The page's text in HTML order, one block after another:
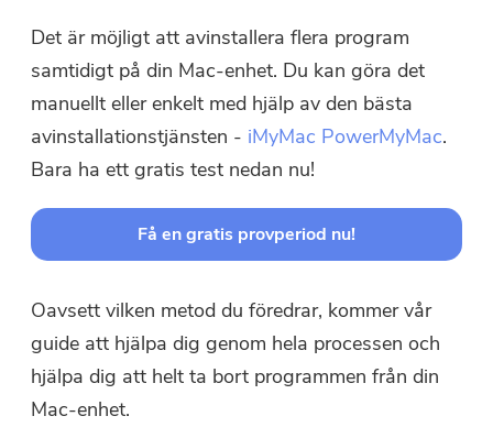
Det är möjligt att avinstallera flera program
samtidigt på din Mac-enhet. Du kan göra det
manuellt eller enkelt med hjälp av den bästa
avinstallationstjänsten - iMyMac PowerMyMac.
Bara ha ett gratis test nedan nu!
Få en gratis provperiod nu!
Oavsett vilken metod du föredrar, kommer vår
guide att hjälpa dig genom hela processen och
hjälpa dig att helt ta bort programmen från din
Mac-enhet.